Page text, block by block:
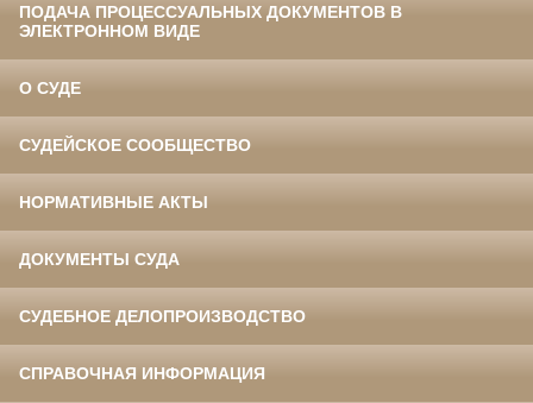
ПОДАЧА ПРОЦЕССУАЛЬНЫХ ДОКУМЕНТОВ В
ЭЛЕКТРОННОМ ВИДЕ
О СУДЕ
СУДЕЙСКОЕ СООБЩЕСТВО
НОРМАТИВНЫЕ АКТЫ
ДОКУМЕНТЫ СУДА
СУДЕБНОЕ ДЕЛОПРОИЗВОДСТВО
СПРАВОЧНАЯ ИНФОРМАЦИЯ